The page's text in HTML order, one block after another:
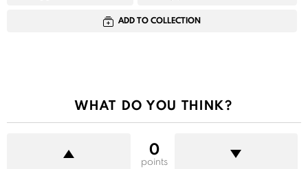
ADD TO COLLECTION
WHAT DO YOU THINK?
0
points